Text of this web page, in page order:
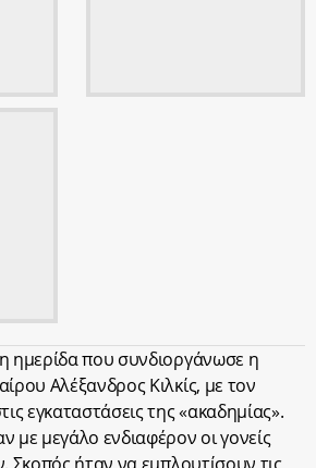
ημερίδα που συνδιοργάνωσε η
Αλέξανδρος Κιλκίς, με τον
εγκαταστάσεις της «ακαδημίας».
μεγάλο ενδιαφέρον οι γονείς